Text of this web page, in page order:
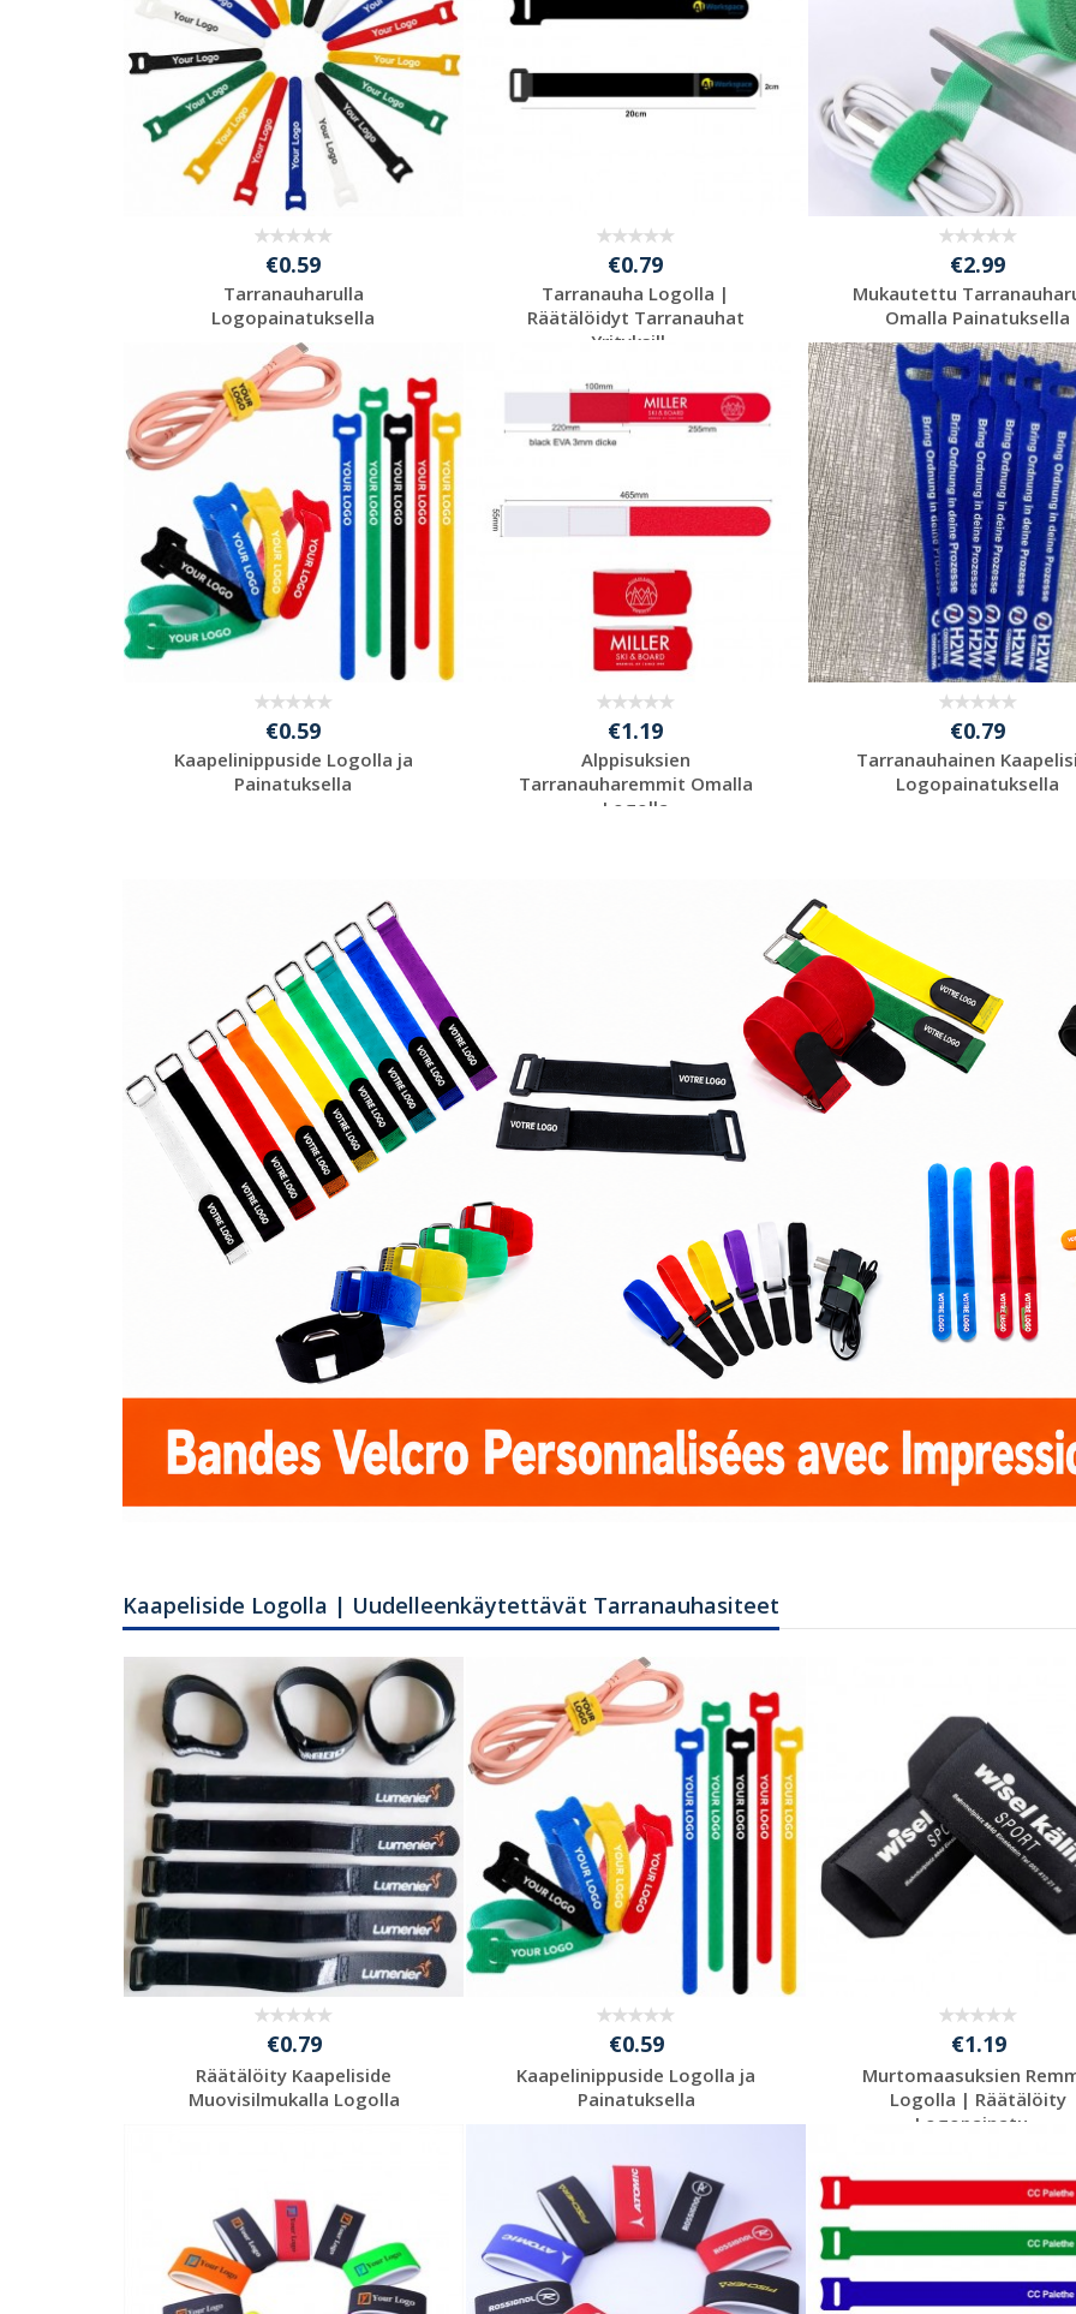
€0.59
Tarranauharulla
Logopainatuksella
Pyydä ilmainen
tarjous
€0.79
Tarranauha Logolla |
Räätälöidyt Tarranauhat
Yrityksill...
tarjous
€2.99
Mukautettu
Omalla Painatuksella
Pyydä ilmainen
tarjous
€0.59
Kaapelinippuside Logolla ja
Painatuksella
€1.19
Alppisuksien
Tarranauharemmit Omalla
Logolla
€0.79
Tarranauhainen
Logopainatuksella
Kaapeliside Logolla | Uudelleenkäytettävät Tarranauhasiteet
€0.79
Räätälöity Kaapeliside
Muovisilmukalla Logolla
€0.59
Kaapelinippuside Logolla ja
Painatuksella
tarjous
€1.19
Murtomaasuksien
Logolla | Räätälöity
Logopainatu...